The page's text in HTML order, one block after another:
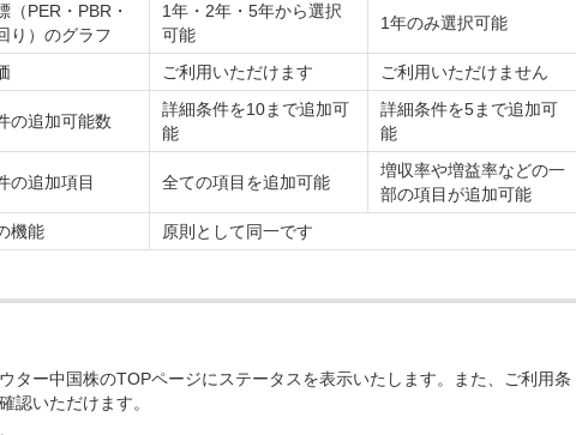
（PER・PBR・
り）のグラフ
1年・2年・5年から選択
可能
1年のみ選択可能
ご利用いただけます ご利用いただけません
の追加可能数
詳細条件を10まで追加可
能
詳細条件を5まで追加可
能
の追加項目 全ての項目を追加可能
増収率や増益率などの一
部の項目が追加可能
機能 原則として同一です
ター中国株のTOPページにステータスを表示いたします。また、ご利用条
認いただけます。